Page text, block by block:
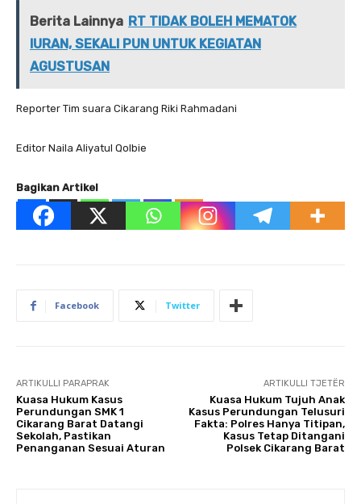
Berita Lainnya RT TIDAK BOLEH MEMATOK
IURAN, SEKALI PUN UNTUK KEGIATAN
AGUSTUSAN
Reporter Tim suara Cikarang Riki Rahmadani
Editor Naila Aliyatul Qolbie
Bagikan Artikel
Facebook Twitter
ARTIKULLI PARAPRAK
Kuasa Hukum Kasus
Perundungan SMK 1
Cikarang Barat Datangi
Sekolah, Pastikan
Penanganan Sesuai Aturan
ARTIKULLI TJETËR
Kuasa Hukum Tujuh Anak
Kasus Perundungan Telusuri
Fakta: Polres Hanya Titipan,
Kasus Tetap Ditangani
Polsek Cikarang Barat